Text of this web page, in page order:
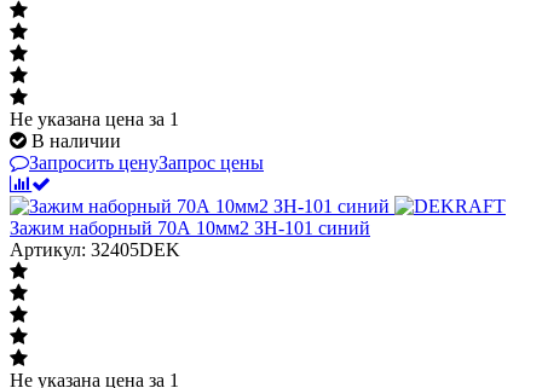
Не указана цена за 1
В наличии
Запросить ценуЗапрос цены
Зажим наборный 70А 10мм2 ЗН-101 синий
Артикул: 32405DEK
Не указана цена за 1